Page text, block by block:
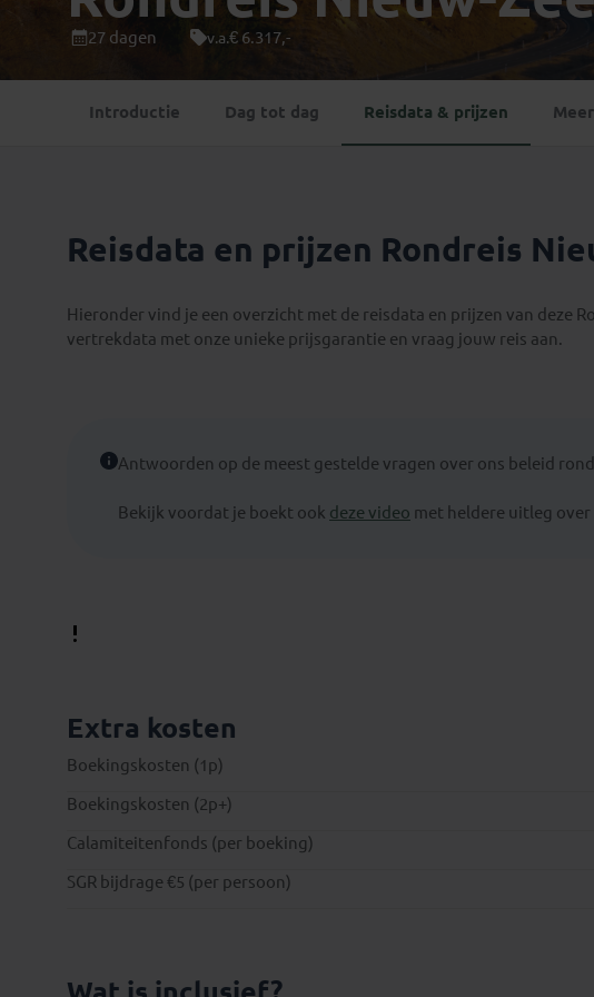
(1)
Singapore(1)
Thailand(8)
Tanzania
27 dagen v.a.€ 6.317,-
Introductie Dag tot dag Reisdata & prijzen
Reisdata en prijzen Rondreis
Hieronder vind je een overzicht met de reisdata en prijzen van deze
vertrekdata met onze unieke prijsgarantie en vraag jouw reis aan.
Antwoorden op de meest gestelde vragen over ons beleid
Bekijk voordat je boekt ook deze video met heldere uitleg
Extra kosten
Boekingskosten (1p)
Boekingskosten (2p+)
Calamiteitenfonds (per boeking)
SGR bijdrage €5 (per persoon)